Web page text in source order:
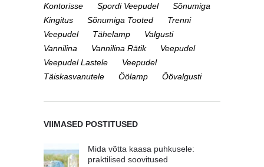
Kontorisse
Spordi Veepudel
Sõnumiga
Kingitus
Sõnumiga Tooted
Trenni
Veepudel
Tähelamp
Valgusti
Vannilina
Vannilina Rätik
Veepudel
Veepudel Lastele
Veepudel
Täiskasvanutele
Öölamp Öövalgusti
VIIMASED POSTITUSED
Mida võtta kaasa puhkusele:
praktilised soovitused